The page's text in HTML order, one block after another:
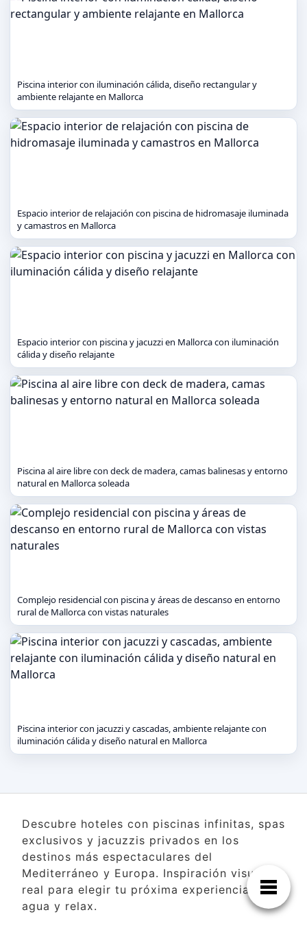
Piscina interior con iluminación cálida, diseño rectangular y
ambiente relajante en Mallorca
Espacio interior de relajación con piscina de hidromasaje iluminada
y camastros en Mallorca
Espacio interior con piscina y jacuzzi en Mallorca con iluminación
cálida y diseño relajante
Piscina al aire libre con deck de madera, camas balinesas y entorno
natural en Mallorca soleada
Complejo residencial con piscina y áreas de descanso en entorno
rural de Mallorca con vistas naturales
Piscina interior con jacuzzi y cascadas, ambiente relajante con
iluminación cálida y diseño natural en Mallorca
Descubre hoteles con piscinas infinitas, spas
exclusivos y jacuzzis privados en los
destinos más espectaculares del
Mediterráneo y Europa. Inspiración visual
real para elegir tu próxima experiencia de
agua y relax.